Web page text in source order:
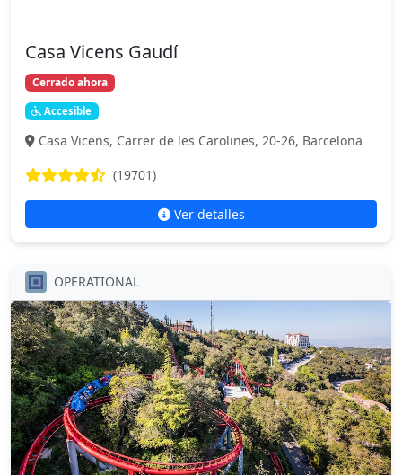
Casa Vicens Gaudí
Cerrado ahora
Accesible
Casa Vicens, Carrer de les Carolines, 20-26, Barcelona
(19701)
Ver detalles
OPERATIONAL